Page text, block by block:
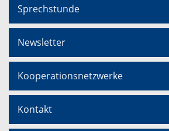
Sprechstunde
Newsletter
Kooperationsnetzwerke
Kontakt